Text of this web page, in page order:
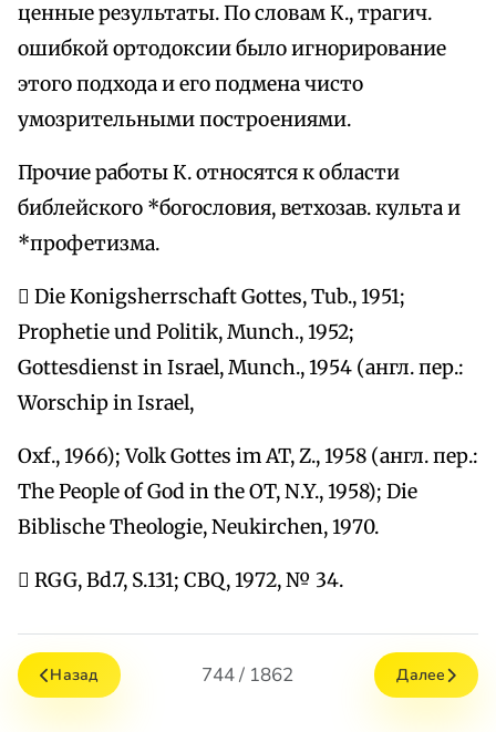
ценные результаты. По словам К., трагич.
ошибкой ортодоксии было игнорирование
этого подхода и его подмена чисто
умозрительными построениями.
Прочие работы К. относятся к области
библейского *богословия, ветхозав. культа и
*профетизма.
 Die Konigsherrschaft Gottes, Tub., 1951;
Prophetie und Politik, Munch., 1952;
Gottesdienst in Israel, Munch., 1954 (англ. пер.:
Worschip in Israel,
Oxf., 1966); Volk Gottes im AT, Z., 1958 (англ. пер.:
The People of God in the OT, N.Y., 1958); Die
Biblische Theologie, Neukirchen, 1970.
 RGG, Bd.7, S.131; CBQ, 1972, № 34.
Назад 744 / 1862 Далее